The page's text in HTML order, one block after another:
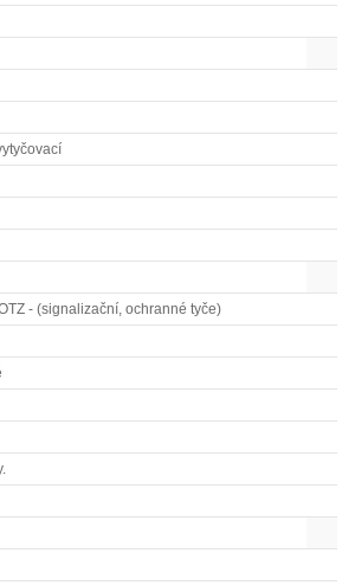
- (signalizační, ochranné tyče)